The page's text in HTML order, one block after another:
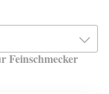
Feinschmecker